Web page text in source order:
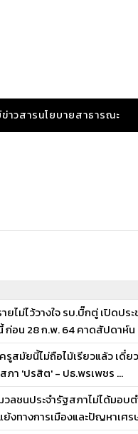
าวสารนโยบายสาธารณะ
ยไม่ไว้วางใจ รบ.บิ๊กตู่ เปิด
อน 28 ก.พ. 64 คาดสัปดาห์น
สมัยนี้ไม่ถือไม้เรียวแล้ว เดี๋
า 'ปรสิต' - ปธ.พรเพชร ...
วลชนประจำรัฐสภาไม่ได้มอ
งทางการเมืองและปัญหาเศร